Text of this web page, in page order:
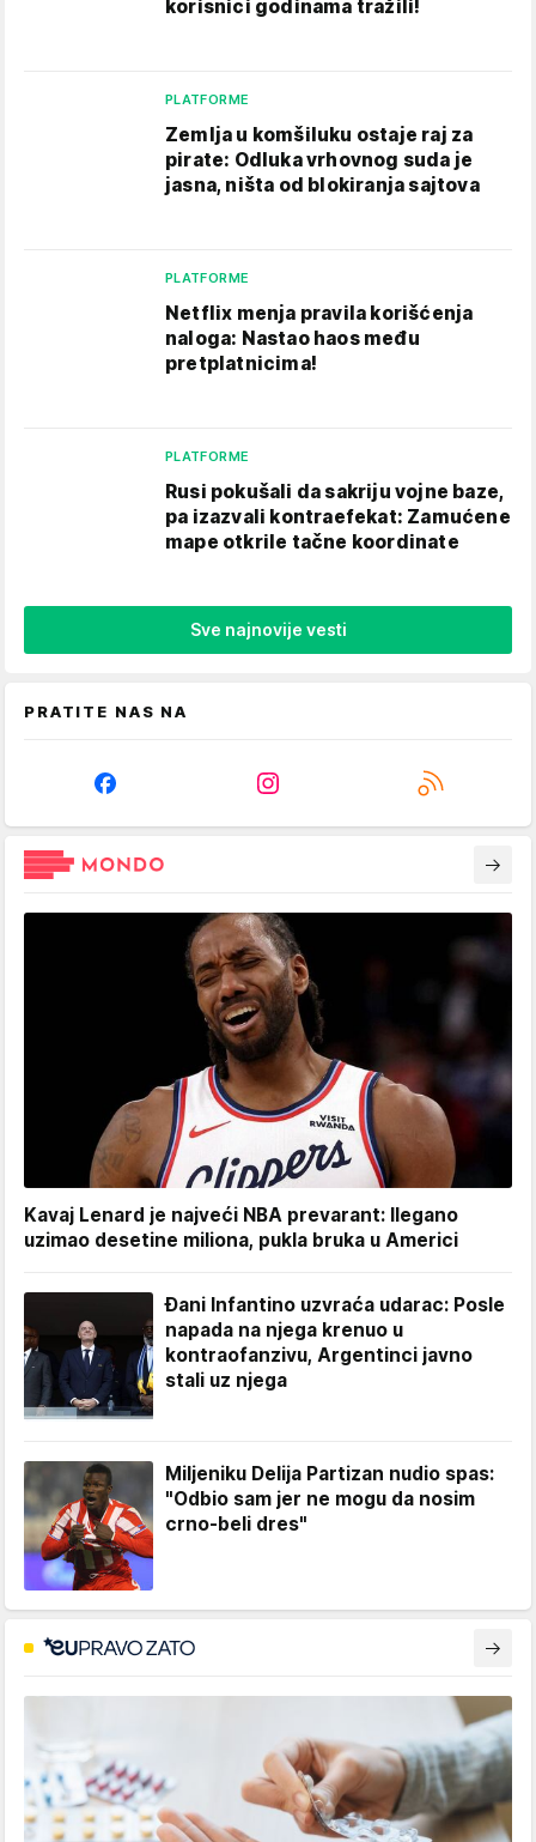
korisnici godinama tražili!
PLATFORME
Zemlja u komšiluku ostaje raj za
pirate: Odluka vrhovnog suda je
jasna, ništa od blokiranja sajtova
PLATFORME
Netflix menja pravila korišćenja
naloga: Nastao haos među
pretplatnicima!
PLATFORME
Rusi pokušali da sakriju vojne baze,
pa izazvali kontraefekat: Zamućene
mape otkrile tačne koordinate
Sve najnovije vesti
PRATITE NAS NA
Kavaj Lenard je najveći NBA prevarant: Ilegano
uzimao desetine miliona, pukla bruka u Americi
Đani Infantino uzvraća udarac: Posle
napada na njega krenuo u
kontraofanzivu, Argentinci javno
stali uz njega
Miljeniku Delija Partizan nudio spas:
"Odbio sam jer ne mogu da nosim
crno-beli dres"